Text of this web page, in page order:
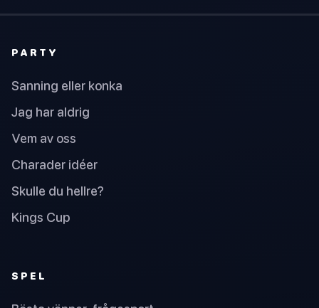
PARTY
Sanning eller konka
Jag har aldrig
Vem av oss
Charader idéer
Skulle du hellre?
Kings Cup
SPEL